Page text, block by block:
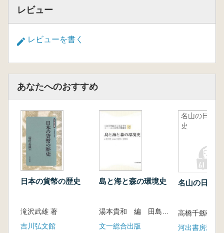
レビュー
レビューを書く
あなたへのおすすめ
日本の貨幣の歴史
滝沢武雄 著
吉川弘文館
島と海と森の環境史
文一総合出版
名山の日本
史
名山の日本史
高橋千劔破著
河出書房新社